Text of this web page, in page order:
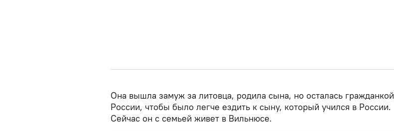
Она вышла замуж за литовца, родила сына, но осталась гражданкой
России, чтобы было легче ездить к сыну, который учился в России.
Сейчас он с семьей живет в Вильнюсе.